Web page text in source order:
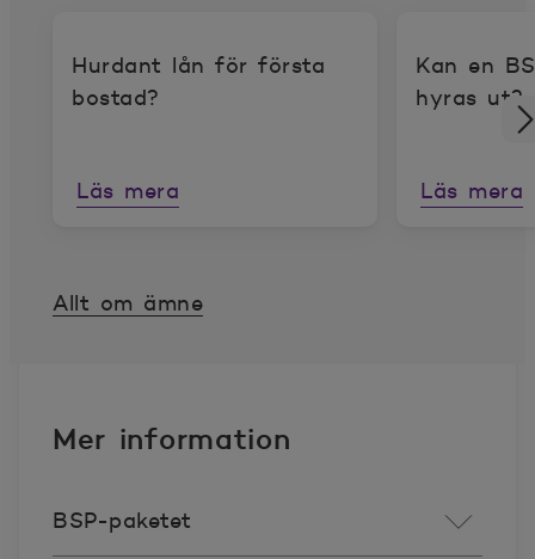
Hurdant lån för första
bostad?
Läs mera
Kan en
hyras ut?
Läs mera
Allt om ämne
Mer information
BSP-paketet